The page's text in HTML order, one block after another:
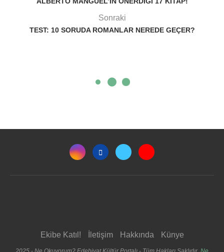
Sonraki
TEST: 10 SORUDA ROMANLAR NEREDE GEÇER?
Ekibe Katıl! İletişim Hakkında Künye